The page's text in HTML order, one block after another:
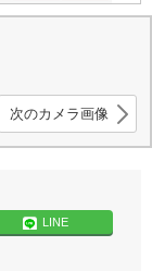
次のカメラ画像
LINE